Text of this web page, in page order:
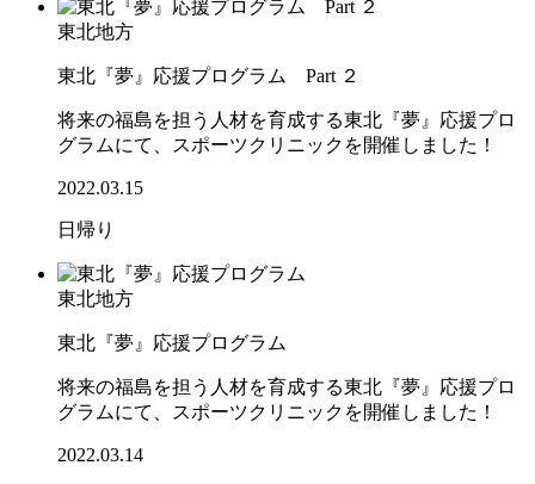
東北地方
東北『夢』応援プログラム Part ２
将来の福島を担う人材を育成する東北『夢』応援プロ
グラムにて、スポーツクリニックを開催しました！
2022.03.15
日帰り
東北地方
東北『夢』応援プログラム
将来の福島を担う人材を育成する東北『夢』応援プロ
グラムにて、スポーツクリニックを開催しました！
2022.03.14